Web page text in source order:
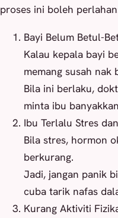
proses ini boleh
Bayi Belum Betul-
Kalau kepala bayi
memang susah nak
Bila ini berlaku,
minta ibu
Ibu Terlalu Stres
Bila stres, hormon
berkurang.
Jadi, jangan panik
cuba tarik nafas
Kurang Aktiviti